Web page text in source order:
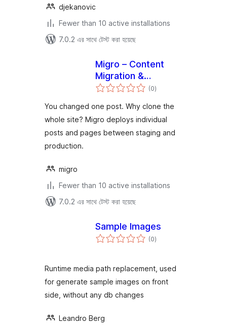
djekanovic
Fewer than 10 active installations
7.0.2 এর সাথে টেস্ট করা হয়েছে
Migro – Content
Migration &
Deployment (0total
ratings
)
You changed one post. Why clone the
whole site? Migro deploys individual
posts and pages between staging and
production.
migro
Fewer than 10 active installations
7.0.2 এর সাথে টেস্ট করা হয়েছে
Sample Images
(0total
ratings
)
Runtime media path replacement, used
for generate sample images on front
side, without any db changes
Leandro Berg